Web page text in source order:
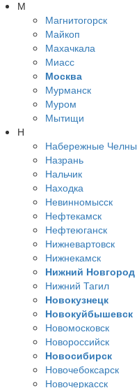
М
Магнитогорск
Майкоп
Махачкала
Миасс
Москва
Мурманск
Муром
Мытищи
Н
Набережные Челны
Назрань
Нальчик
Находка
Невинномысск
Нефтекамск
Нефтеюганск
Нижневартовск
Нижнекамск
Нижний Новгород
Нижний Тагил
Новокузнецк
Новокуйбышевск
Новомосковск
Новороссийск
Новосибирск
Новочебоксарск
Новочеркасск